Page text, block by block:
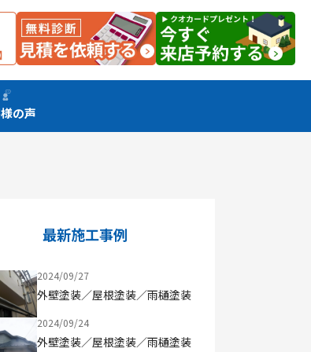
の声
最新施工事例
2024/09/27
外壁塗装／屋根塗装／雨樋塗装
2024/09/24
外壁塗装／屋根塗装／雨樋塗装